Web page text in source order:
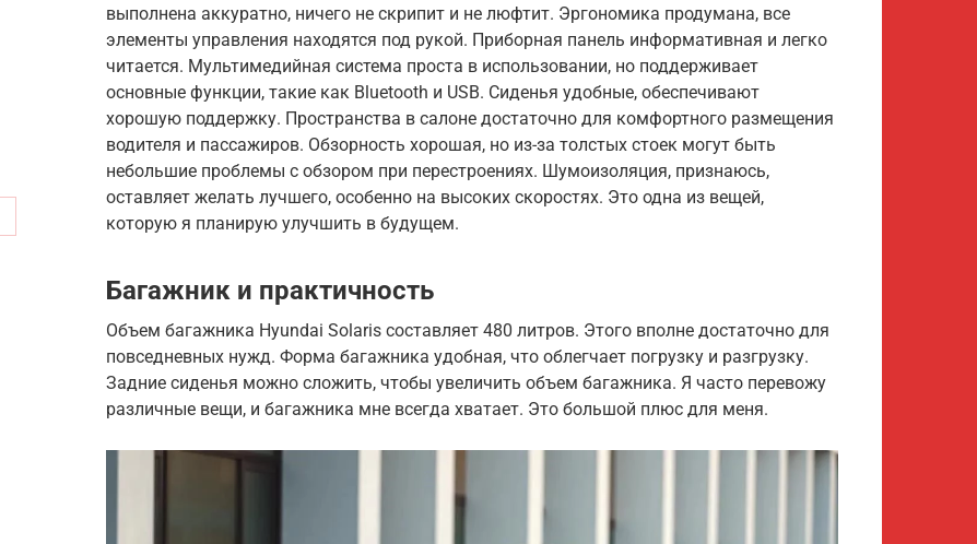
выполнена аккуратно, ничего не скрипит и не люфтит. Эргономика продумана, все
элементы управления находятся под рукой. Приборная панель информативная и легко
читается. Мультимедийная система проста в использовании, но поддерживает
основные функции, такие как Bluetooth и USB. Сиденья удобные, обеспечивают
хорошую поддержку. Пространства в салоне достаточно для комфортного размещения
водителя и пассажиров. Обзорность хорошая, но из-за толстых стоек могут быть
небольшие проблемы с обзором при перестроениях. Шумоизоляция, признаюсь,
оставляет желать лучшего, особенно на высоких скоростях. Это одна из вещей,
которую я планирую улучшить в будущем.
Багажник и практичность
Объем багажника Hyundai Solaris составляет 480 литров. Этого вполне достаточно для
повседневных нужд. Форма багажника удобная, что облегчает погрузку и разгрузку.
Задние сиденья можно сложить, чтобы увеличить объем багажника. Я часто перевожу
различные вещи, и багажника мне всегда хватает. Это большой плюс для меня.